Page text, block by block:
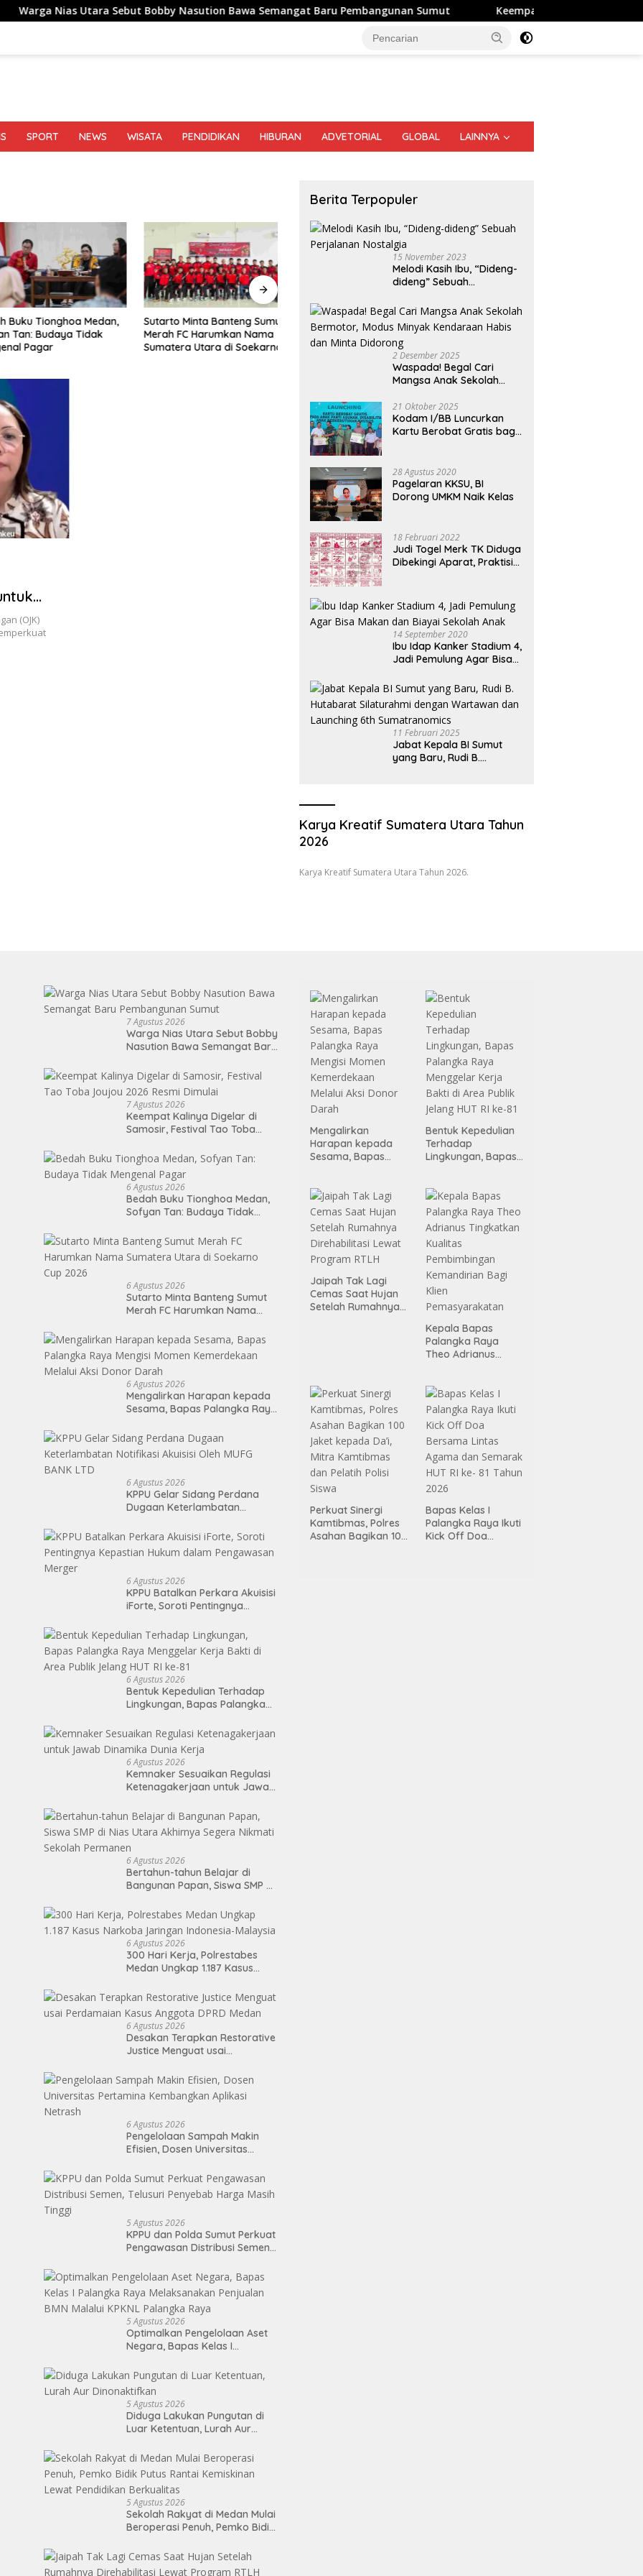
Utara Sebut Bobby Nasution Bawa Semangat Baru Pembangunan Sumut Keempat Kalinya Digelar di Samosir,
SPORT NEWS WISATA PENDIDIKAN HIBURAN ADVETORIAL GLOBAL LAINNYA
Tionghoa Medan,
Budaya Tidak
Pagar
Sutarto Minta Banteng Sumut
Merah FC Harumkan Nama
Sumatera Utara di Soekarno
Mengalirkan Harapan kepada
Sesama, Bapas Palangka Raya
Mengisi Momen Kemerdekaan
Melalui Aksi Donor Darah
KPPU Gelar Sidang Perdana
Dugaan Keterlambatan
(OJK)
Berita Terpopuler
15 November 2023
Melodi Kasih Ibu, “Dideng-
dideng” Sebuah
2 Desember 2025
Waspada! Begal Cari
Mangsa Anak Sekolah
Kendaraan Habis dan
Minta Didorong
21 Oktober 2025
Kodam I/BB Luncurkan
Kartu Berobat Gratis bagi
28 Agustus 2020
Pagelaran KKSU, BI
Dorong UMKM Naik Kelas
18 Februari 2022
Judi Togel Merk TK Diduga
Dibekingi Aparat, Praktisi
14 September 2020
Ibu Idap Kanker Stadium 4,
Jadi Pemulung Agar Bisa
Anak
11 Februari 2025
Jabat Kepala BI Sumut
yang Baru, Rudi B.
Karya Kreatif Sumatera Utara Tahun
2026
Karya Kreatif Sumatera Utara Tahun 2026.
7 Agustus 2026
Warga Nias Utara Sebut Bobby
Nasution Bawa Semangat Baru
7 Agustus 2026
Keempat Kalinya Digelar di
Samosir, Festival Tao Toba
6 Agustus 2026
Bedah Buku Tionghoa Medan,
Sofyan Tan: Budaya Tidak
6 Agustus 2026
Sutarto Minta Banteng Sumut
Merah FC Harumkan Nama
Cup 2026
6 Agustus 2026
Mengalirkan Harapan kepada
Sesama, Bapas Palangka Raya
Melalui Aksi Donor Darah
6 Agustus 2026
KPPU Gelar Sidang Perdana
Dugaan Keterlambatan
BANK LTD
6 Agustus 2026
KPPU Batalkan Perkara Akuisisi
iForte, Soroti Pentingnya
Pengawasan Merger
6 Agustus 2026
Bentuk Kepedulian Terhadap
Lingkungan, Bapas Palangka
Area Publik Jelang HUT RI ke-81
6 Agustus 2026
Kemnaker Sesuaikan Regulasi
Ketenagakerjaan untuk Jawab
6 Agustus 2026
Bertahun-tahun Belajar di
Bangunan Papan, Siswa SMP di
Nikmati Sekolah Permanen
6 Agustus 2026
300 Hari Kerja, Polrestabes
Medan Ungkap 1.187 Kasus
Malaysia
6 Agustus 2026
Desakan Terapkan Restorative
Justice Menguat usai
DPRD Medan
6 Agustus 2026
Pengelolaan Sampah Makin
Efisien, Dosen Universitas
Aplikasi Netrash
5 Agustus 2026
KPPU dan Polda Sumut Perkuat
Pengawasan Distribusi Semen,
Tinggi
5 Agustus 2026
Optimalkan Pengelolaan Aset
Negara, Bapas Kelas I
Penjualan BMN Malalui KPKNL
Palangka Raya
5 Agustus 2026
Diduga Lakukan Pungutan di
Luar Ketentuan, Lurah Aur
5 Agustus 2026
Sekolah Rakyat di Medan Mulai
Beroperasi Penuh, Pemko Bidik
Pendidikan Berkualitas
Mengalirkan
Harapan kepada
Sesama, Bapas
Kemerdekaan
Melalui Aksi Donor
Darah
Bentuk Kepedulian
Terhadap
Lingkungan, Bapas
Bakti di Area Publik
Jelang HUT RI ke-81
Jaipah Tak Lagi
Cemas Saat Hujan
Setelah Rumahnya
Kepala Bapas
Palangka Raya
Theo Adrianus
Kemandirian Bagi
Klien
Pemasyarakatan
Perkuat Sinergi
Kamtibmas, Polres
Asahan Bagikan 100
Bapas Kelas I
Palangka Raya Ikuti
Kick Off Doa